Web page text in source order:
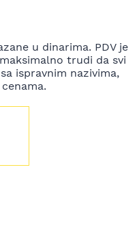
u dinarima. PDV je
trudi da svi
ispravnim nazivima,